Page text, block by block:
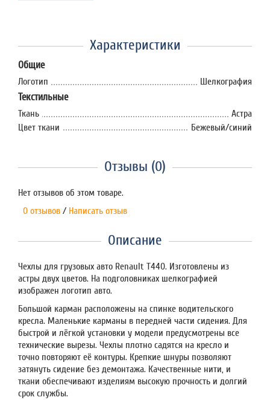
Характеристики
Общие
Логотип Шелкография
Текстильные
Ткань
Астра
Цвет ткани
Бежевый/синий
Отзывы (0)
Нет отзывов об этом товаре.
0 отзывов / Написать отзыв
Описание
Чехлы для грузовых авто Renault T440. Изготовлены из
астры двух цветов. На подголовниках шелкографией
изображен логотип авто.
Большой карман расположены на спинке водительского
кресла. Маленькие карманы в передней части сидения. Для
быстрой и лёгкой установки у модели предусмотрены все
технические вырезы. Чехлы плотно садятся на кресло и
точно повторяют её контуры. Крепкие шнуры позволяют
затянуть сидение без демонтажа. Качественные нити, и
ткани обеспечивают изделиям высокую прочность и долгий
срок службы.